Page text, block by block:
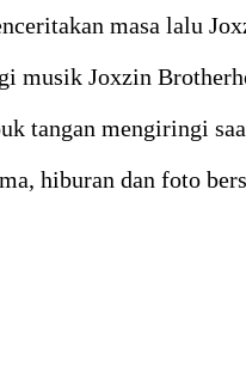
masa lalu
musik Joxzin
tangan mengiringi
hiburan dan foto